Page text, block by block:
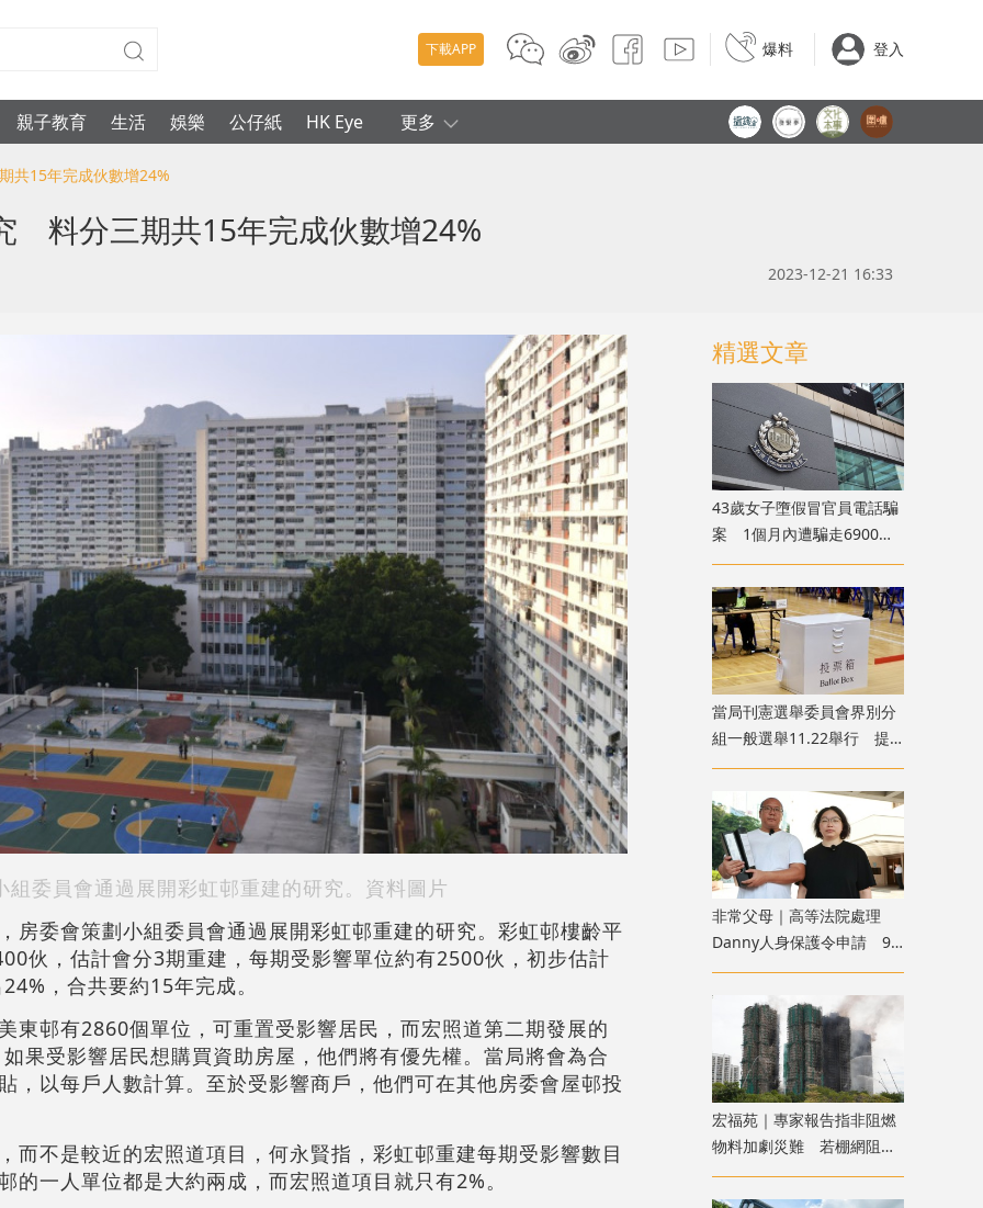
下載APP 爆料 登入
親子教育 生活 娛樂 公仔紙 HK Eye 更多
共15年完成伙數增24%
料分三期共15年完成伙數增24%
2023-12-21 16:33
組委員會通過展開彩虹邨重建的研究。資料圖片
房委會策劃小組委員會通過展開彩虹邨重建的研究。彩虹邨樓齡平
伙，估計會分3期重建，每期受影響單位約有2500伙，初步估計
，合共要約15年完成。
東邨有2860個單位，可重置受影響居民，而宏照道第二期發展的
果受影響居民想購買資助房屋，他們將有優先權。當局將會為合
，以每戶人數計算。至於受影響商戶，他們可在其他房委會屋邨投
而不是較近的宏照道項目，何永賢指，彩虹邨重建每期受影響數目
的一人單位都是大約兩成，而宏照道項目就只有2%。
精選文章
43歲女子墮假冒官員電話騙
案 1個月內遭騙走6900萬
元
當局刊憲選舉委員會界別分
組一般選舉11.22舉行 提
名期10.7開始
非常父母｜高等法院處理
Danny人身保護令申請 9
月底前頒下裁決
宏福苑｜專家報告指非阻燃
物料加劇災難 若棚網阻燃
火勢或可自行熄滅